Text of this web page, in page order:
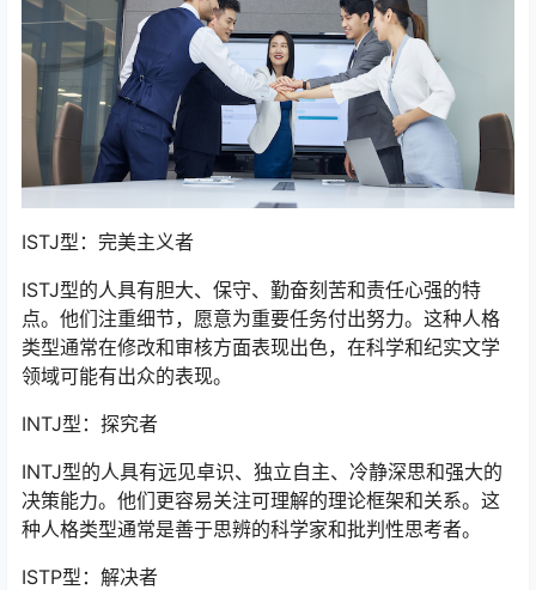
ISTJ型：完美主义者
ISTJ型的人具有胆大、保守、勤奋刻苦和责任心强的特
点。他们注重细节，愿意为重要任务付出努力。这种人格
类型通常在修改和审核方面表现出色，在科学和纪实文学
领域可能有出众的表现。
INTJ型：探究者
INTJ型的人具有远见卓识、独立自主、冷静深思和强大的
决策能力。他们更容易关注可理解的理论框架和关系。这
种人格类型通常是善于思辨的科学家和批判性思考者。
ISTP型：解决者